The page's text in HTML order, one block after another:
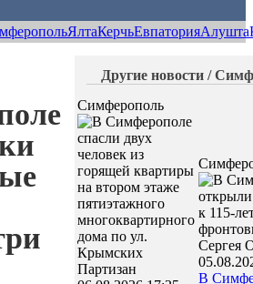
ЯлтаКерчьЕвпаторияАлушта
Другие новости /
Симферополь
В